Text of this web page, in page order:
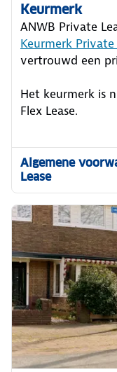
Keurmerk
ANWB Private
Keurmerk Private
vertrouwd een
Het keurmerk is
Flex Lease.
Algemene
Lease